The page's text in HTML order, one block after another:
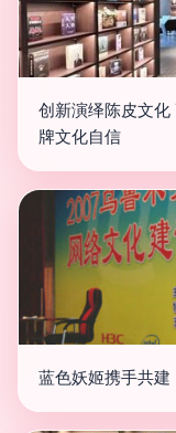
创新演绎陈皮文
牌文化自信
蓝色妖姬携手共